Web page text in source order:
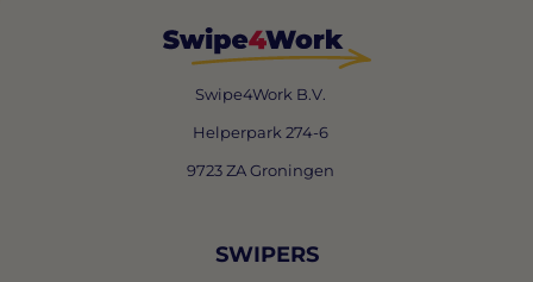
Swipe4Work B.V.
Helperpark 274-6
9723 ZA Groningen
SWIPERS